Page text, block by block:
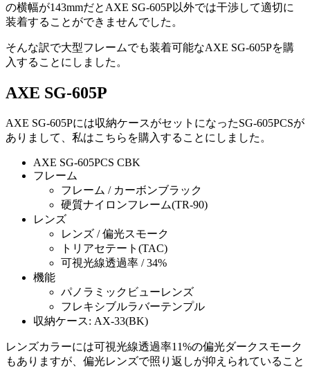
の横幅が143mmだとAXE SG-605P以外では干渉して適切に
装着することができませんでした。
そんな訳で大型フレームでも装着可能なAXE SG-605Pを購
入することにしました。
AXE SG-605P
AXE SG-605Pには収納ケースがセットになったSG-605PCSが
ありまして、私はこちらを購入することにしました。
AXE SG-605PCS CBK
フレーム
フレーム / カーボンブラック
硬質ナイロンフレーム(TR-90)
レンズ
レンズ / 偏光スモーク
トリアセテート(TAC)
可視光線透過率 / 34%
機能
パノラミックビューレンズ
フレキシブルラバーテンプル
収納ケース: AX-33(BK)
レンズカラーには可視光線透過率11%の偏光ダークスモーク
もありますが、偏光レンズで照り返しが抑えられていること